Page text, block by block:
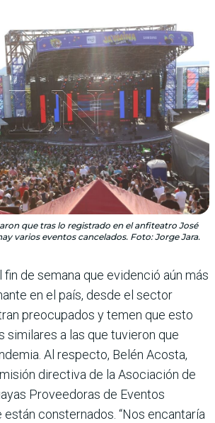
que tras lo registrado en el anfiteatro José
varios eventos cancelados. Foto: Jorge Jara.
de semana que evidenció aún más
en el país, desde el sector
preocupados y temen que esto
similares a las que tuvieron que
Al respecto, Belén Acosta,
directiva de la Asociación de
Proveedoras de Eventos
están consternados. “Nos encantaría